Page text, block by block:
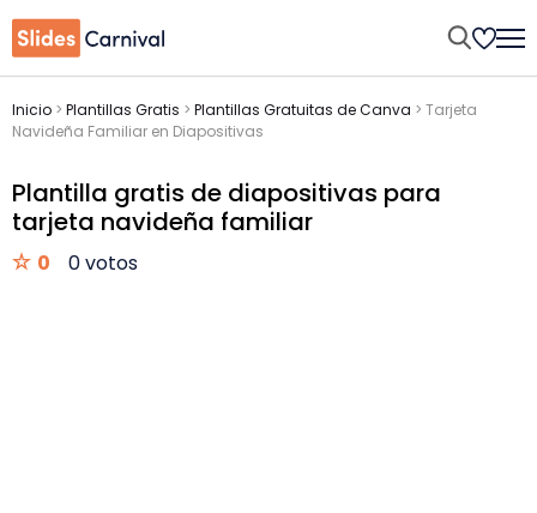
Inicio > Plantillas Gratis > Plantillas Gratuitas de Canva > Tarjeta
Navideña Familiar en Diapositivas
Plantilla gratis de diapositivas para
tarjeta navideña familiar
0 0 votos